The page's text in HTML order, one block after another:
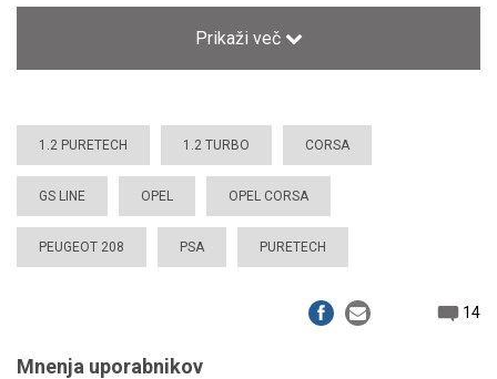
(g/km)
(cm3)
kompresija (1:) 11,0
masa praznega
vozila (kg)
1.090
Prikaži več
1.2 PURETECH 1.2 TURBO CORSA
GS LINE OPEL OPEL CORSA
PEUGEOT 208 PSA PURETECH
14
Mnenja uporabnikov